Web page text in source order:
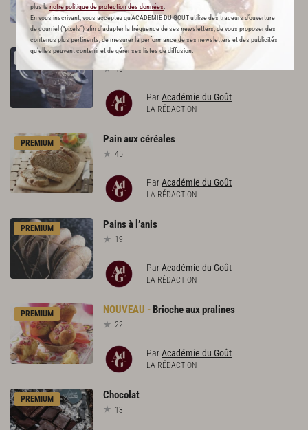
plus lanotre politique de protection des données
En vous inscrivant, vous acceptez qu'ACADEMIE DU GOUT utilise des traceurs d’ouverture
de courriel (“pixels”) afin d’adapter la fréquence de ses newsletters, de vous proposer des
contenus plus pertinents, de mesurer la performance de ses newsletters et des publicités
qu’elles peuvent contenir et de gérer ses listes de diffusion.
ParAcadémie du Goût
LA RÉDACTION
RECETTE OFFERTE ! Mousse choco-meringue
40
ParAcadémie du Goût
LA RÉDACTION
PREMIUM Painauxcéréales
45
ParAcadémie du Goût
LA RÉDACTION
PREMIUM Painsà l’anis
19
ParAcadémie du Goût
LA RÉDACTION
PREMIUM Briocheauxpralines
22
ParAcadémie du Goût
LA RÉDACTION
PREMIUM Chocolat
13